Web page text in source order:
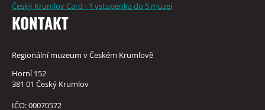
Český Krumlov Card - 1 vstupenka do 5 muzeí
KONTAKT
Regionální muzeum v Českém Krumlově
Horní 152
381 01 Český Krumlov
IČO: 00070572